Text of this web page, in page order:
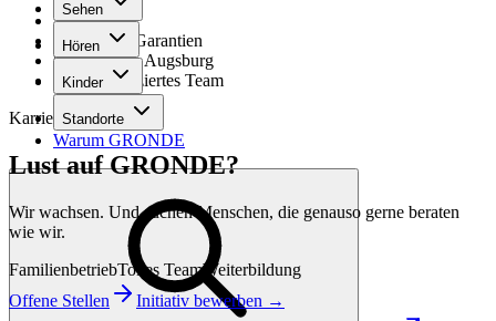
Sehen
Hören
Kinder
Standorte
Warum GRONDE
Seit 1971
GRONDE Garantien
8× im Raum Augsburg
Hochqualifiziertes Team
Karriere
Lust auf GRONDE?
Wir wachsen. Und suchen Menschen, die genauso gerne beraten
wie wir.
FamilienbetriebTolles TeamWeiterbildung
Offene Stellen
Initiativ bewerben →